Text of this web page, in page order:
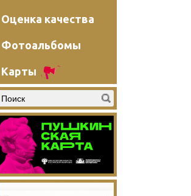
Оценка качества
Фотоальбомы
Карты